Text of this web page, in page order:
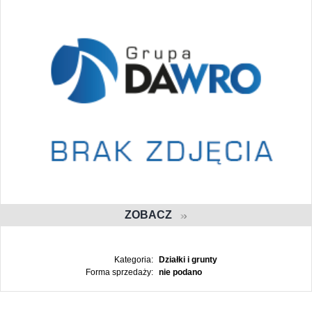
ZOBACZ
Kategoria:
Działki i grunty
Forma sprzedaży:
nie podano